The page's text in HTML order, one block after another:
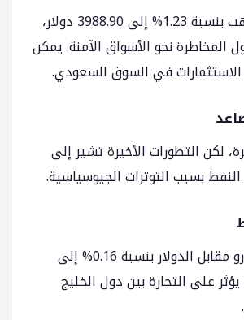
ينخفض سعر الذهب بنسبة 1.23% إلى 3988.90 دولار،
المخاطرة نحو الأسواق الآمنة. يمكن
في السوق السعودي.
لكن التطورات الأخيرة تشير إلى
بسبب التوترات الجيوسياسية.
ينخفض سعر اليورو مقابل الدولار بنسبة 0.16% إلى
قد يؤثر على التجارة بين دول الخليج